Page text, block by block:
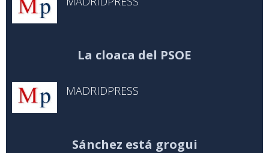
La cloaca del PSOE
MADRIDPRESS
Sánchez está grogui